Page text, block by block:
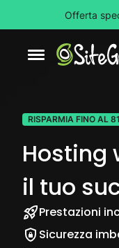
Offerta
Bottone navigazione da
RISPARMIA FINO AL
Hosting
il tuo
Prestazioni
Sicurezza